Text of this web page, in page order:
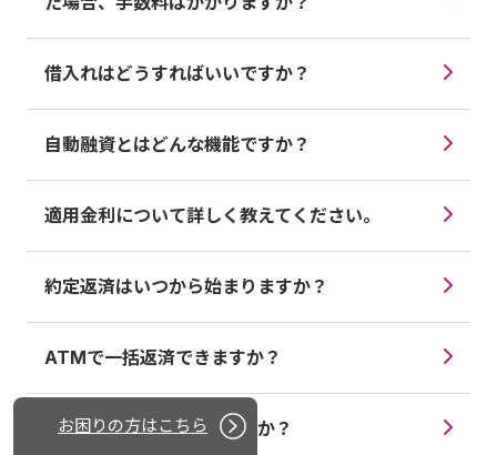
借入れはどうすればいいですか？
自動融資とはどんな機能ですか？
適用金利について詳しく教えてください。
約定返済はいつから始まりますか？
ATMで一括返済できますか？
返済はどうすればいいですか？
お困りの方はこちら